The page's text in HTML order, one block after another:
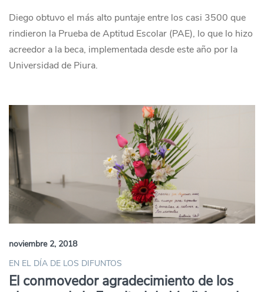
Diego obtuvo el más alto puntaje entre los casi 3500 que
rindieron la Prueba de Aptitud Escolar (PAE), lo que lo hizo
acreedor a la beca, implementada desde este año por la
Universidad de Piura.
noviembre 2, 2018
EN EL DÍA DE LOS DIFUNTOS
El conmovedor agradecimiento de los